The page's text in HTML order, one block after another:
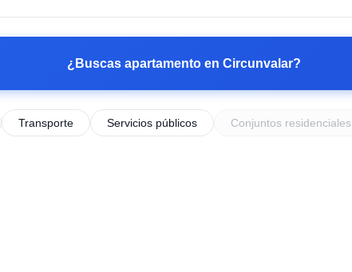
¿Buscas apartamento en Circunvalar?
Transporte Servicios públicos Conjuntos residenciales